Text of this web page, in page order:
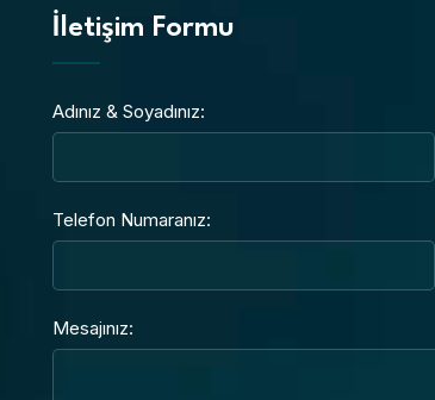
İletişim Formu
Adınız & Soyadınız:
Telefon Numaranız:
Mesajınız: